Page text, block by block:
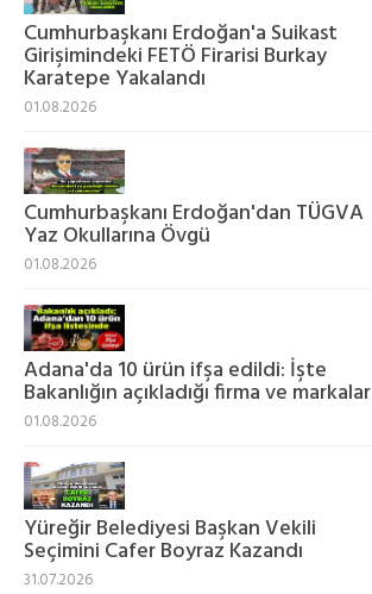
Cumhurbaşkanı Erdoğan'a Suikast
Girişimindeki FETÖ Firarisi Burkay
Karatepe Yakalandı
01.08.2026
Cumhurbaşkanı Erdoğan'dan TÜGVA
Yaz Okullarına Övgü
01.08.2026
Adana'da 10 ürün ifşa edildi: İşte
Bakanlığın açıkladığı firma ve markalar
01.08.2026
Yüreğir Belediyesi Başkan Vekili
Seçimini Cafer Boyraz Kazandı
31.07.2026